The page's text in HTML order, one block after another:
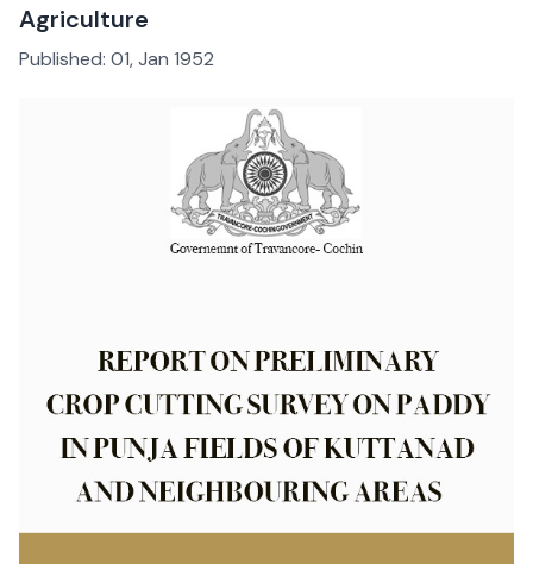
Agriculture
Published: 01, Jan 1952